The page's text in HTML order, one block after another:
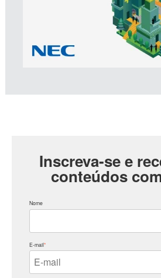
Inscreva-se e
conteúdos
Nome
E-mail*